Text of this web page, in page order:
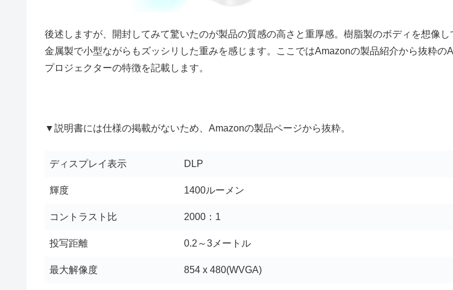
後述しますが、開封してみて驚いたのが製品の質感の高さと重厚感。樹脂製のボディを想像し
金属製で小型ながらもズッシリした重みを感じます。ここではAmazonの製品紹介から抜粋の
プロジェクターの特徴を記載します。
▼説明書には仕様の掲載がないため、Amazonの製品ページから抜粋。
ディスプレイ表示 DLP
輝度 1400ルーメン
コントラスト比 2000：1
投写距離 0.2～3メートル
最大解像度 854 x 480(WVGA)